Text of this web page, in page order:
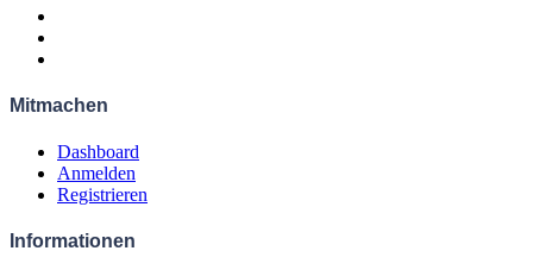
Mitmachen
Dashboard
Anmelden
Registrieren
Informationen